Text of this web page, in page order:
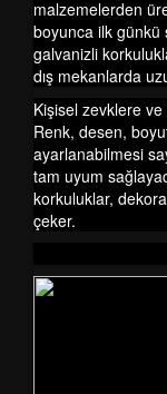
malzemelerden
boyunca ilk günkü
galvanizli
dış mekanlarda
Kişisel zevklere
Renk, desen,
ayarlanabilmesi
tam uyum
korkuluklar,
çeker.